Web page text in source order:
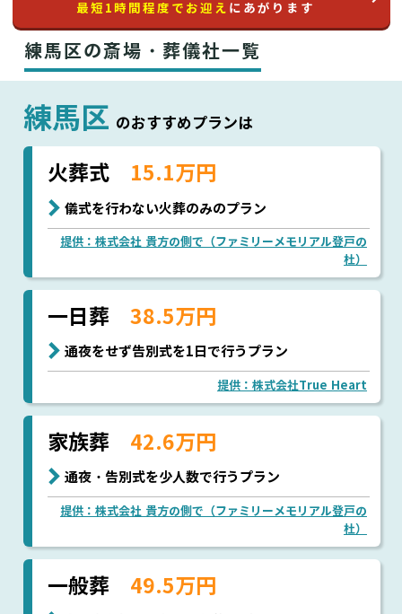
最短1時間程度でお迎え にあがります
練馬区の斎場・葬儀社一覧
練馬区 のおすすめプランは
火葬式 15.1万円
儀式を行わない火葬のみのプラン
提供：株式会社 貴方の側で（ファミリーメモリアル登戸の
杜）
一日葬 38.5万円
通夜をせず告別式を1日で行うプラン
提供：株式会社True Heart
家族葬 42.6万円
通夜・告別式を少人数で行うプラン
提供：株式会社 貴方の側で（ファミリーメモリアル登戸の
杜）
一般葬 49.5万円